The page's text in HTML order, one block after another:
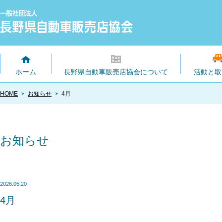
ホーム 長野県自動車販売店協会について 活動と
HOME お知らせ 4月
お知らせ
2026.05.20
4月